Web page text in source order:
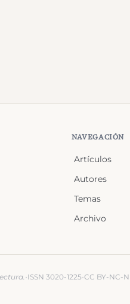
NAVEGACIÓN
Artículos
Autores
Temas
Archivo
·ISSN 3020-1225·CC BY-NC-